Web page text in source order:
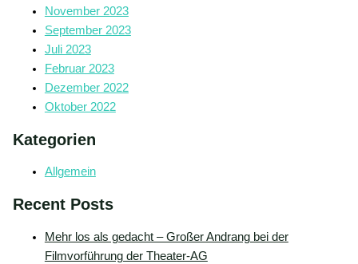
November 2023
September 2023
Juli 2023
Februar 2023
Dezember 2022
Oktober 2022
Kategorien
Allgemein
Recent Posts
Mehr los als gedacht – Großer Andrang bei der
Filmvorführung der Theater-AG